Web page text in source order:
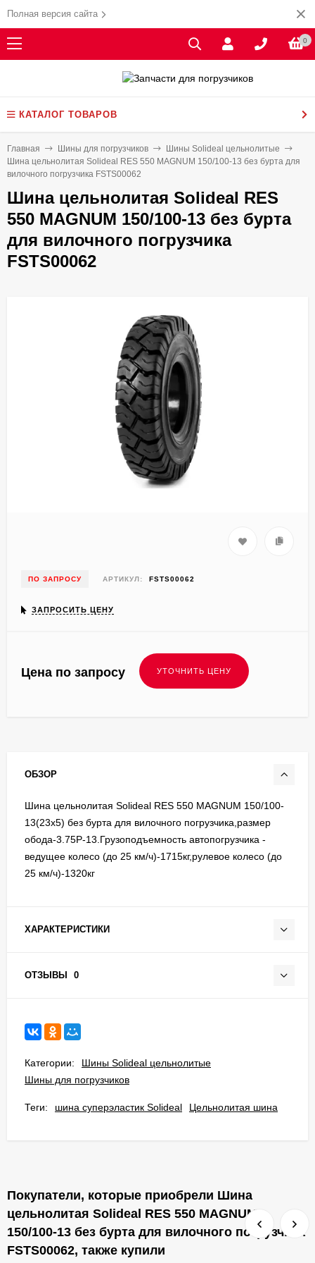
Полная версия сайта
0
КАТАЛОГ ТОВАРОВ
Главная Шины для погрузчиков
Шины Solideal цельнолитые
Шина цельнолитая Solideal RES 550 MAGNUM 150/100-13 без бурта для
вилочного погрузчика FSTS00062
Шина цельнолитая Solideal RES
550 MAGNUM 150/100-13 без бурта
для вилочного погрузчика
FSTS00062
ПО ЗАПРОСУ АРТИКУЛ: FSTS00062
ЗАПРОСИТЬ ЦЕНУ
Цена по запросу
ОБЗОР
Шина цельнолитая Solideal RES 550 MAGNUM 150/100-
13(23x5) без бурта для вилочного погрузчика,размер
обода-3.75Р-13.Грузоподъемность автопогрузчика -
ведущее колесо (до 25 км/ч)-1715кг,рулевое колесо (до
25 км/ч)-1320кг
ХАРАКТЕРИСТИКИ
ОТЗЫВЫ 0
Категории:
Шины Solideal цельнолитые
Шины для погрузчиков
Теги: шина суперэластик Solideal Цельнолитая шина
Покупатели, которые приобрели Шина
цельнолитая Solideal RES 550 MAGNUM
150/100-13 без бурта для вилочного погрузчика
FSTS00062, также купили